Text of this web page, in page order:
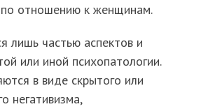
по отношению к женщинам.
лишь частью аспектов и
или иной психопатологии.
в виде скрытого или
негативизма,